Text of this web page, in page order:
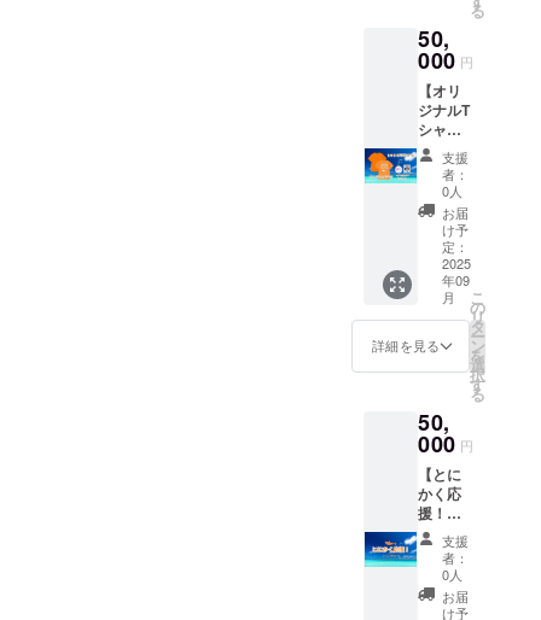
検村の
たまご
バニ
ラ：牛
乳、生
クリー
ム、グ
ニュー
糖、卵
黄、脱
脂粉
乳、バ
ニラ
ビーン
剤（増
粘多糖
しお
キャラ
メル：
[アイス]
牛乳、
グラ
ニュー
糖、島
ざら
め、生
と同じ
内容に
なりま
す。
ラファ
ンオリ
ジナル
キーホ
ルダー
・クラ
ファン
オリジ
ナルス
テッ
カー 祖
父が残
したイ
タリア
製ジェ
ラート
マシン
とつ丁
寧に作
り上げ
た濃厚
なジェ
ラート
をお届
けしま
す。
「セッ
ト内
る
50,
000 円
【オリ
ジナルT
シャツ
＆ス
テッ
カー＆
キーホ
ルダー
＆2000
円ギフ
ト券】
・オリ
ジナルT
シャツ
・オリ
ジナル
カー ・
オリジ
ナル
キーホ
ルダー
・店頭
で使え
る２０
００円
ギフト
券 有
支援
者：
0人
お届
け予
定：
2025
年09
月
詳細を見る
こ
の
リ
タ
ー
ン
を
選
択
す
る
50,
000 円
【とに
かく応
援！・
50000
円】 感
謝の気
持ちを
込め
支援
者：
0人
お届
け予